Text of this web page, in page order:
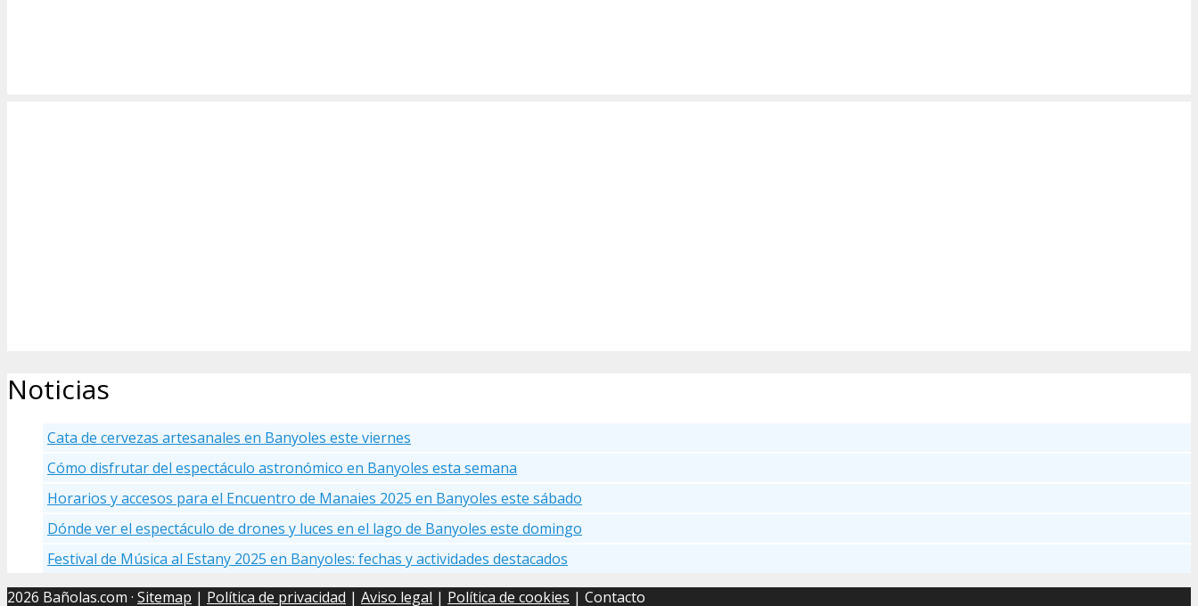
Noticias
Cata de cervezas artesanales en Banyoles este viernes
Cómo disfrutar del espectáculo astronómico en Banyoles esta semana
Horarios y accesos para el Encuentro de Manaies 2025 en Banyoles este sábado
Dónde ver el espectáculo de drones y luces en el lago de Banyoles este domingo
Festival de Música al Estany 2025 en Banyoles: fechas y actividades destacados
2026 Bañolas.com · Sitemap | Política de privacidad | Aviso legal | Política de cookies | Contacto